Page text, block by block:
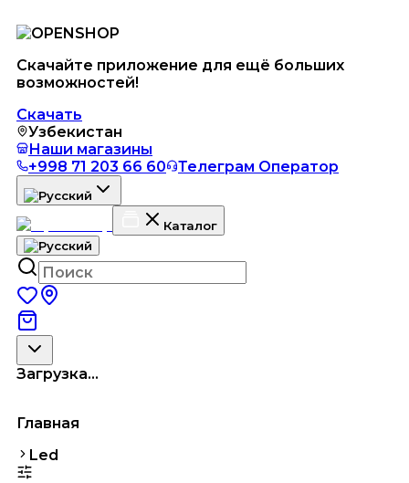
Скачайте приложение для ещё больших
возможностей!
Скачать
Узбекистан
Наши магазины
+998 71 203 66 60
Телеграм Оператор
Каталог
Загрузка...
Главная
Led